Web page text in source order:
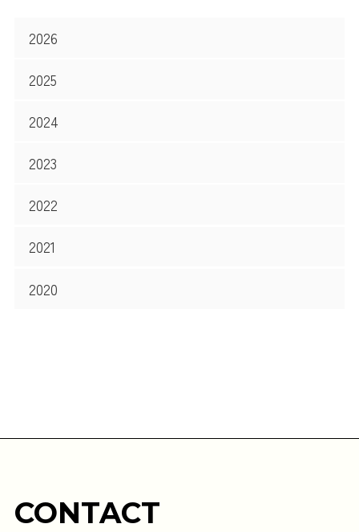
2026
2025
2024
2023
2022
2021
2020
CONTACT